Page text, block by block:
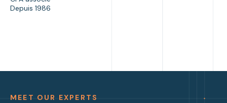
Depuis 1986
MEET OUR EXPERTS